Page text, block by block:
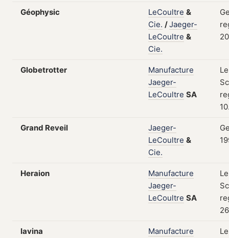
Géophysic LeCoultre &
Cie. /Jaeger-
LeCoultre &
Cie.
Globetrotter
Manufacture
Jaeger-
LeCoultre SA
Grand Reveil
Jaeger-
LeCoultre &
Cie.
Heraion
Manufacture
Jaeger-
LeCoultre SA
Iavina
Manufacture